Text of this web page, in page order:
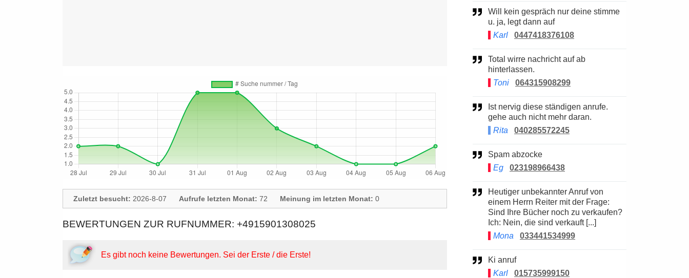
Zuletzt besucht: 2026-8-07 Aufrufe letzten Monat: 72 Meinung im letzten Monat: 0
BEWERTUNGEN ZUR RUFNUMMER: +4915901308025
Es gibt noch keine Bewertungen. Sei der Erste / die Erste!
Will kein gespräch nur deine stimme
u. ja, legt dann auf
Karl
0447418376108
Total wirre nachricht auf ab
hinterlassen.
Toni
064315908299
gehe auch nicht mehr daran.
Rita
040285572245
Spam abzocke
Eg
023198966438
Heutiger unbekannter Anruf von
einem Herrn Reiter mit der Frage:
Sind Ihre Bücher noch zu verkaufen?
Ich: Nein, die sind verkauft [...]
Mona
033441534999
Ki anruf
Karl
015735999150